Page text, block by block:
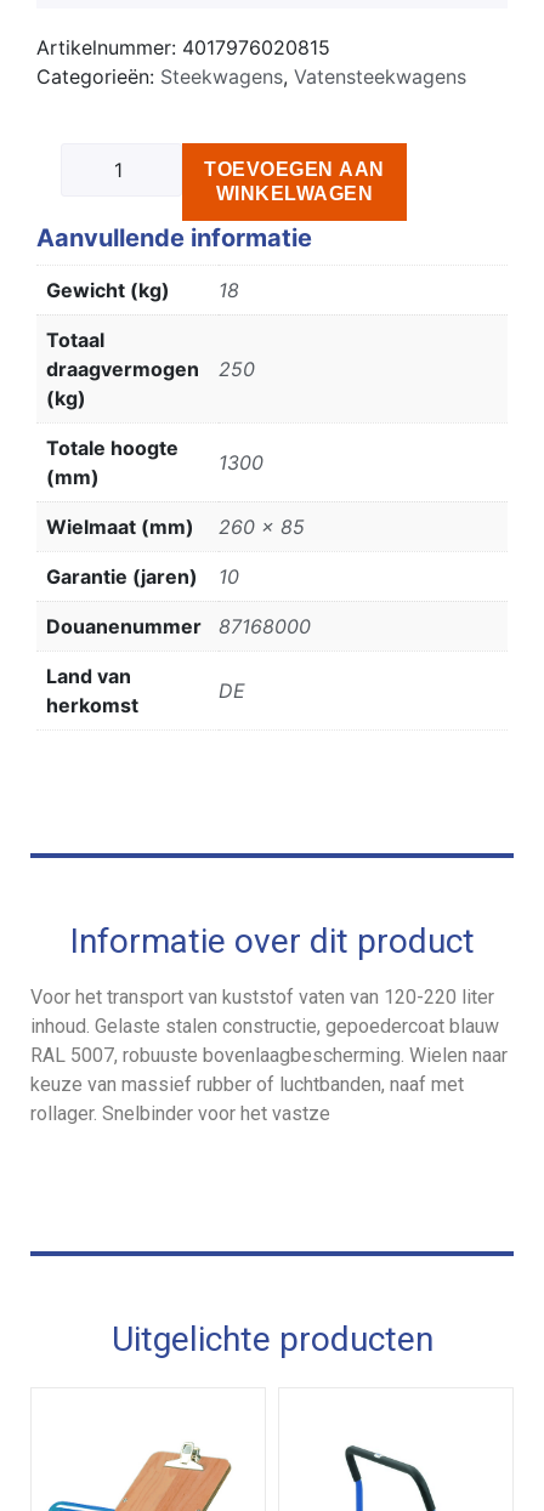
Artikelnummer: 4017976020815
Categorieën: Steekwagens, Vatensteekwagens
TOEVOEGEN AAN
WINKELWAGEN
Aanvullende informatie
Gewicht (kg) 18
Totaal
draagvermogen
(kg)
250
Totale hoogte
(mm)
1300
Wielmaat (mm) 260 x 85
Garantie (jaren) 10
Douanenummer 87168000
Land van
herkomst
DE
Informatie over dit product
Voor het transport van kuststof vaten van 120-220 liter
inhoud. Gelaste stalen constructie, gepoedercoat blauw
RAL 5007, robuuste bovenlaagbescherming. Wielen naar
keuze van massief rubber of luchtbanden, naaf met
rollager. Snelbinder voor het vastze
Uitgelichte producten